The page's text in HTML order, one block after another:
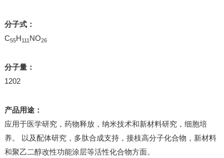
分子式：
C55H111 NO26
分子量：
1202
产品用途：
应用于医学研究，药物释放，纳米技术和新材料研究，细胞培
养。 以及配体研究，多肽合成支持，接枝高分子化合物，新材料
和聚乙二醇改性功能涂层等活性化合物方面。